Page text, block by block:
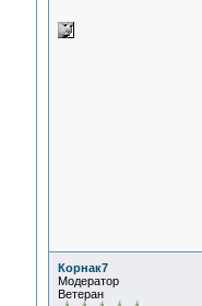
Корнак7
Модератор
Ветеран